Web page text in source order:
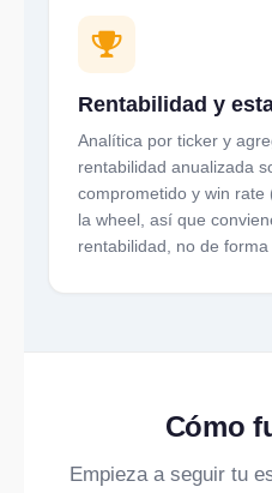
Rentabilidad y
Analítica por ticker y
rentabilidad anualizada
comprometido y win rate
la wheel, así que
rentabilidad, no de forma
Cómo
Empieza a seguir tu